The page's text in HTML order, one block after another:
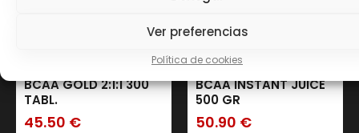
Ver preferencias
Política de cookies
BCAA GOLD 2:1:1 300
TABL.
45.50 €
BCAA INSTANT JUICE
500 GR
50.90 €